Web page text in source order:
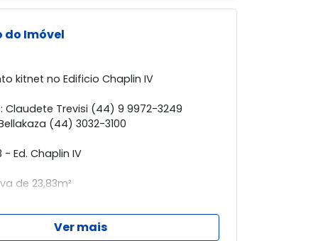
do Imóvel
kitnet no Edificio Chaplin IV
Claudete Trevisi (44) 9 9972-3249
(44) 3032-3100
- Ed. Chaplin IV
de 23,83m²
armário
Ver mais